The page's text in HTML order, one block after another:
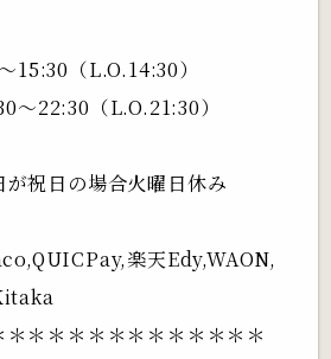
15:30（L.O.14:30）
～22:30（L.O.21:30）
祝日の場合火曜日休み
楽天Edy,WAON,
＊＊＊＊＊＊＊＊＊＊＊＊